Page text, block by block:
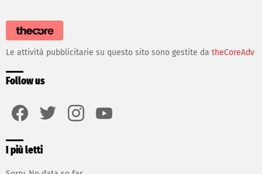
Le attività pubblicitarie su questo sito sono gestite da theCoreAdv
Follow us
I più letti